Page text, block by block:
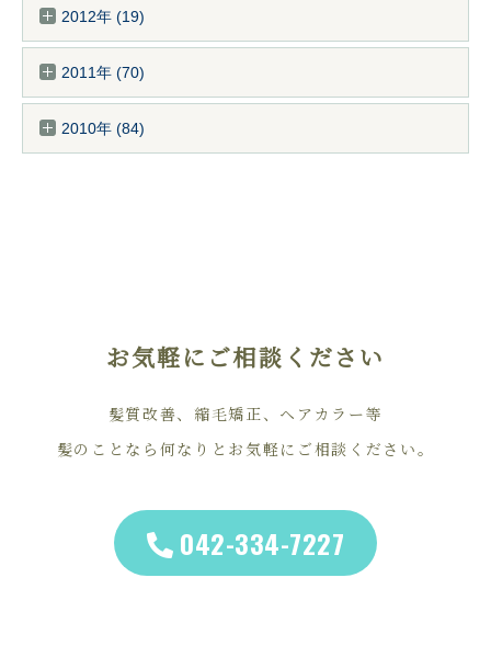
2012年 (19)
2011年 (70)
2010年 (84)
お気軽にご相談ください
髪質改善、縮毛矯正、ヘアカラー等
髪のことなら何なりとお気軽にご相談ください。
042-334-7227